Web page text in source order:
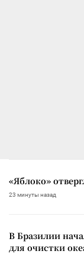
«Яблоко»
23 минуты назад
В Бразилии
для очистки